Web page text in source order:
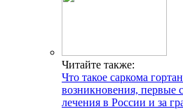
Читайте также:
Что такое саркома
возникновения, первые
лечения в России и за